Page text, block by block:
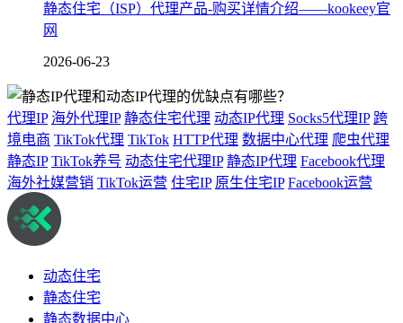
静态住宅（ISP）代理产品-购买详情介绍——kookeey官
网
2026-06-23
代理IP 海外代理IP 静态住宅代理 动态IP代理 Socks5代理IP 跨
境电商 TikTok代理 TikTok HTTP代理 数据中心代理 爬虫代理
静态IP TikTok养号 动态住宅代理IP 静态IP代理 Facebook代理
海外社媒营销 TikTok运营 住宅IP 原生住宅IP Facebook运营
动态住宅
静态住宅
静态数据中心